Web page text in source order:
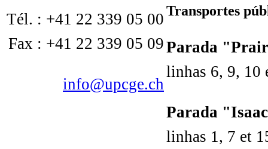
Tél. : +41 22 339 05 00
Fax : +41 22 339 05 09
info@upcge.ch
Transportes
Parada
linhas 6, 9, 10
Parada
linhas 1, 7 et